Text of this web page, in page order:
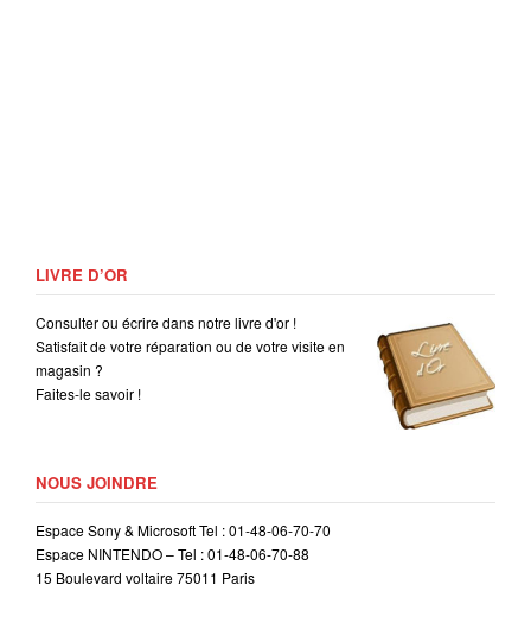
LIVRE D’OR
Consulter ou écrire dans notre livre d'or !
Satisfait de votre réparation ou de votre visite en
magasin ?
Faites-le savoir !
NOUS JOINDRE
Espace Sony & Microsoft Tel : 01-48-06-70-70
Espace NINTENDO – Tel : 01-48-06-70-88
15 Boulevard voltaire 75011 Paris